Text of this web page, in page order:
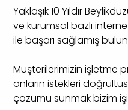
Yaklaşık 10 Yıldır
ve kurumsal bazlı
ile başarı sağlamış
Müşterilerimizin işletme
onların istekleri
çözümü sunmak bizim